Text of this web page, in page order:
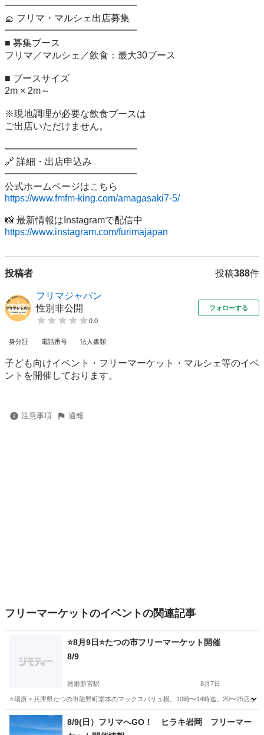
━━━━━━━━━━━━━━
🧺 フリマ・マルシェ出店募集
━━━━━━━━━━━━━━
■ 募集ブース
フリマ／マルシェ／飲食：最大30ブース
■ ブースサイズ
2m × 2m～
※現地調理が必要な飲食ブースは
ご出店いただけません。
━━━━━━━━━━━━━━
🔗 詳細・出店申込み
━━━━━━━━━━━━━━
https://www.fmfm-king.com/amagasaki7-5/
https://www.instagram.com/furimajapan
投稿者 投稿388件
フリマジャパン
性別非公開
0.0
フォローする
身分証 電話番号 法人書類
子ども向けイベント・フリーマーケット・マルシェ等のイベ
ントを開催しております。
注意事項 通報
フリーマーケットのイベントの関連記事
⭐8月9日⭐たつの市フリーマーケット開催
8/9
播磨新宮駅 8月7日
⭐場所＝兵庫県たつの市龍野町堂本のマックスバリュ横。10時〜14時迄。20〜25店が
兵庫 たつの市 播磨新宮駅 フリーマーケット フリマ
8/9(日）フリマへGO！ ヒラキ岩岡 フリーマー